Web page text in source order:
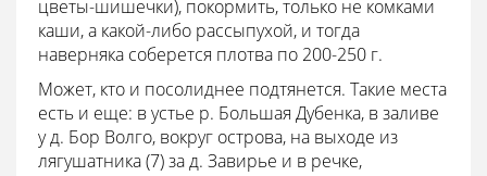
цветы-шишечки), покормить, только не комками
каши, а какой-либо рассыпухой, и тогда
наверняка соберется плотва по 200-250 г.
Может, кто и посолиднее подтянется. Такие места
есть и еще: в устье р. Большая Дубенка, в заливе
у д. Бор Волго, вокруг острова, на выходе из
лягушатника (7) за д. Завирье и в речке,